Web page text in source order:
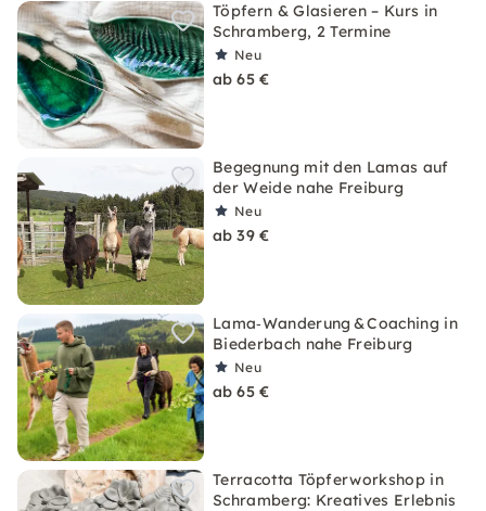
Töpfern & Glasieren – Kurs in
Schramberg, 2 Termine
Neu
ab 65 €
Begegnung mit den Lamas auf
der Weide nahe Freiburg
Neu
ab 39 €
Lama‑Wanderung & Coaching in
Biederbach nahe Freiburg
Neu
ab 65 €
Terracotta Töpferworkshop in
Schramberg: Kreatives Erlebnis